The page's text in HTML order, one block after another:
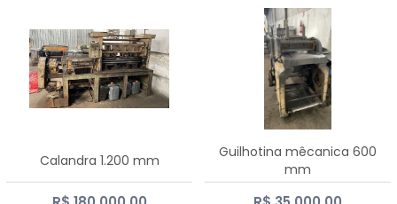
Calandra 1.200 mm
Guilhotina mêcanica 600
mm